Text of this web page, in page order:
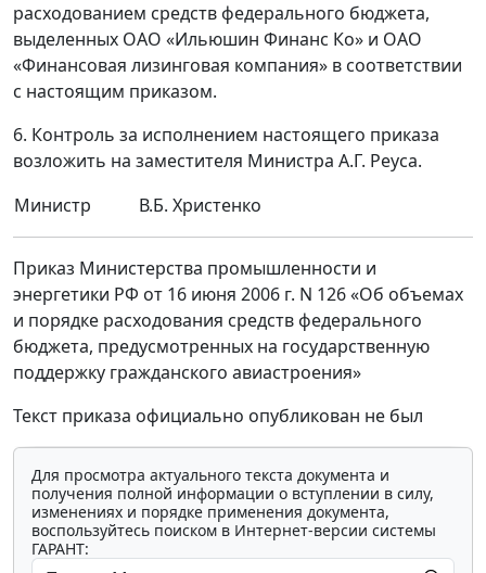
расходованием средств федерального бюджета,
выделенных ОАО «Ильюшин Финанс Ко» и ОАО
«Финансовая лизинговая компания» в соответствии
с настоящим приказом.
6. Контроль за исполнением настоящего приказа
возложить на заместителя Министра А.Г. Реуса.
Министр
В.Б. Христенко
Приказ Министерства промышленности и
энергетики РФ от 16 июня 2006 г. N 126 «Об объемах
и порядке расходования средств федерального
бюджета, предусмотренных на государственную
поддержку гражданского авиастроения»
Текст приказа официально опубликован не был
Для просмотра актуального текста документа и
получения полной информации о вступлении в силу,
изменениях и порядке применения документа,
воспользуйтесь поиском в Интернет-версии системы
ГАРАНТ: